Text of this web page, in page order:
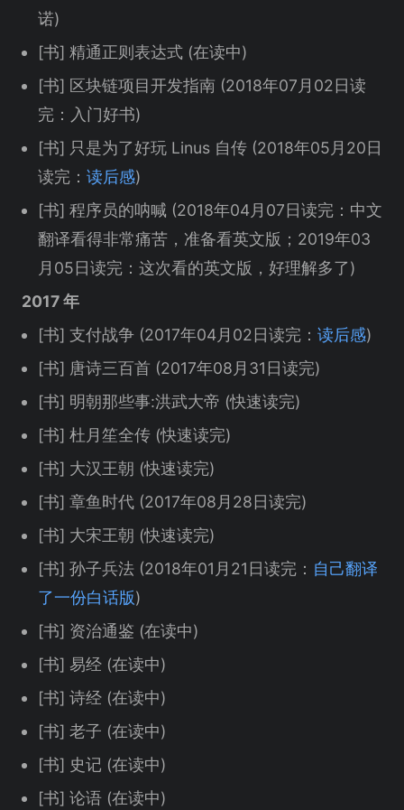
诺)
[书] 精通正则表达式 (在读中)
[书] 区块链项目开发指南 (2018年07月02日读
完：入门好书)
[书] 只是为了好玩 Linus 自传 (2018年05月20日
读完： 读后感)
[书] 程序员的呐喊 (2018年04月07日读完：中文
翻译看得非常痛苦，准备看英文版；2019年03
月05日读完：这次看的英文版，好理解多了)
2017 年
[书] 支付战争 (2017年04月02日读完： 读后感)
[书] 唐诗三百首 (2017年08月31日读完)
[书] 明朝那些事:洪武大帝 (快速读完)
[书] 杜月笙全传 (快速读完)
[书] 大汉王朝 (快速读完)
[书] 章鱼时代 (2017年08月28日读完)
[书] 大宋王朝 (快速读完)
[书] 孙子兵法 (2018年01月21日读完： 自己翻译
了一份白话版)
[书] 资治通鉴 (在读中)
[书] 易经 (在读中)
[书] 诗经 (在读中)
[书] 老子 (在读中)
[书] 史记 (在读中)
[书] 论语 (在读中)